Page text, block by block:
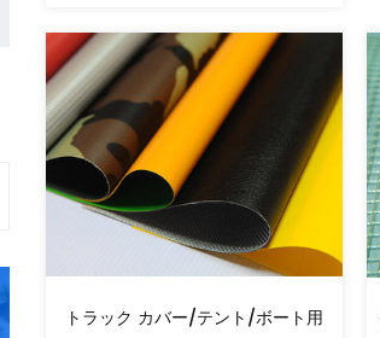
トラック カバー/テント/ボート用